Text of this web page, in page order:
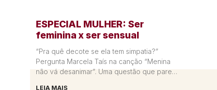
ESPECIAL MULHER: Ser
feminina x ser sensual
“Pra quê decote se ela tem simpatia?”
Pergunta Marcela Taís na canção “Menina
não vá desanimar”. Uma questão que parece
LEIA MAIS